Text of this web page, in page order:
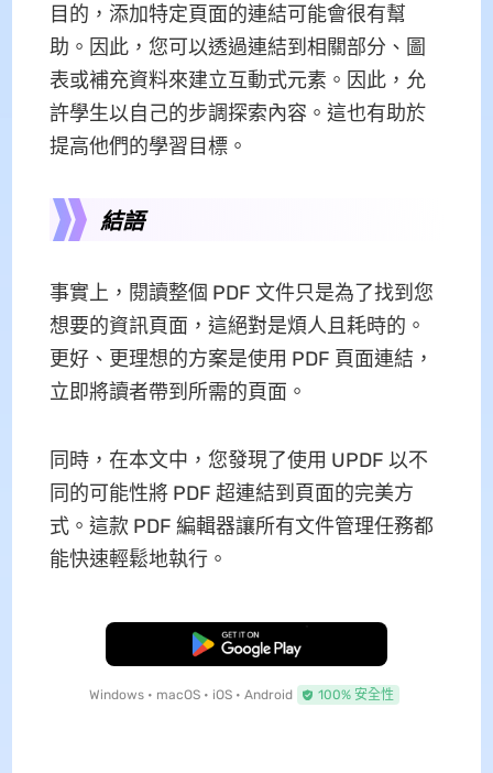
目的，添加特定頁面的連結可能會很有幫
助。因此，您可以透過連結到相關部分、圖
表或補充資料來建立互動式元素。因此，允
許學生以自己的步調探索內容。這也有助於
提高他們的學習目標。
結語
事實上，閱讀整個 PDF 文件只是為了找到您
想要的資訊頁面，這絕對是煩人且耗時的。
更好、更理想的方案是使用 PDF 頁面連結，
立即將讀者帶到所需的頁面。
同時，在本文中，您發現了使用 UPDF 以不
同的可能性將 PDF 超連結到頁面的完美方
式。這款 PDF 編輯器讓所有文件管理任務都
能快速輕鬆地執行。
免費下載
Windows • macOS • iOS • Android 100% 安全性